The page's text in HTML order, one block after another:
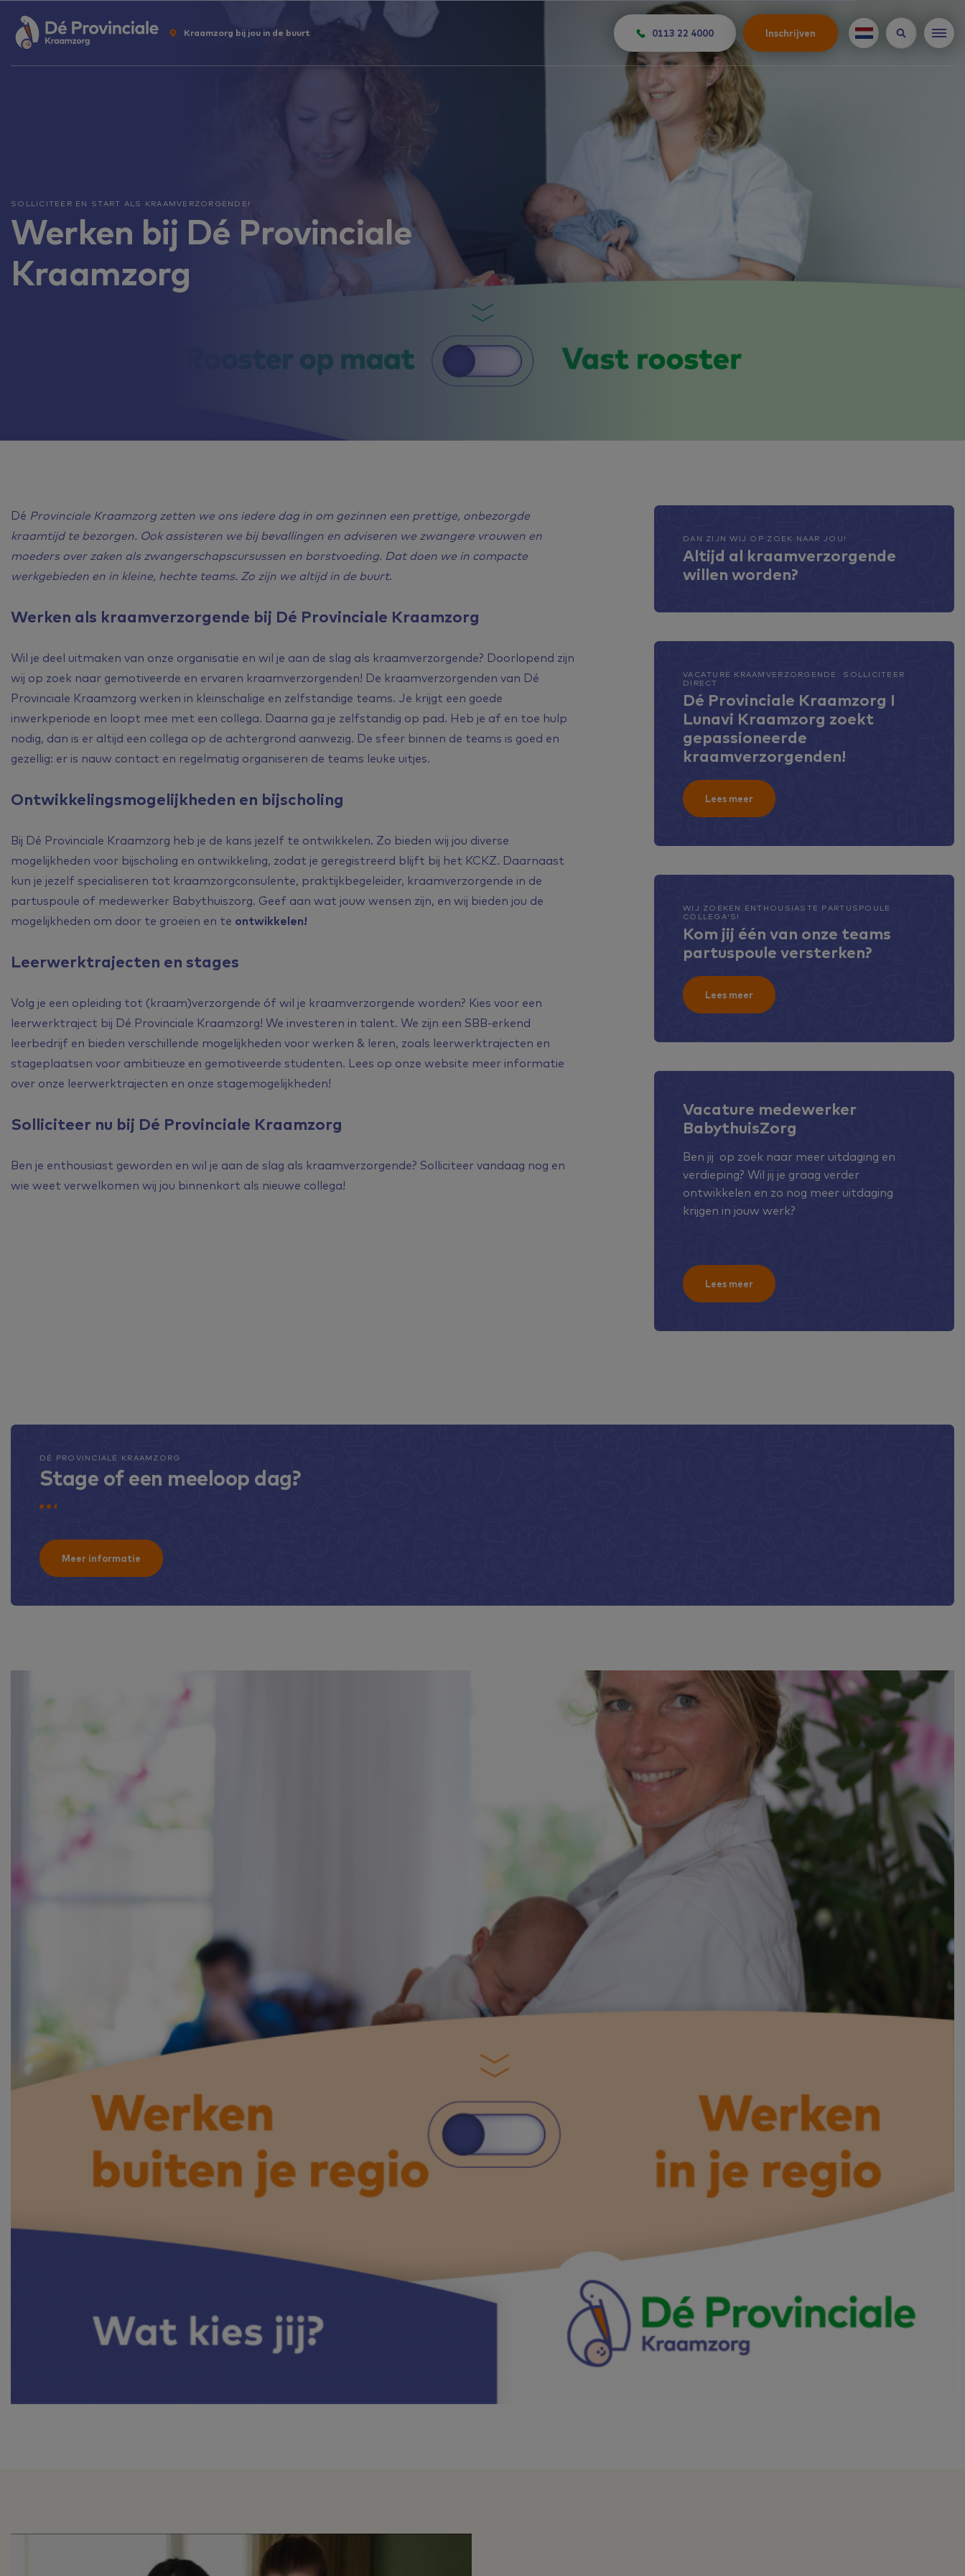
Kraamzorg bij jou in de buurt 0113 22 4000 Inschrijven
SOLLICITEER EN START ALS KRAAMVERZORGENDE!
Werken bij Dé Provinciale
Kraamzorg
Dé Provinciale Kraamzorg zetten we ons iedere dag in om gezinnen een prettige, onbezorgde
kraamtijd te bezorgen. Ook assisteren we bij bevallingen en adviseren we zwangere vrouwen en
moeders over zaken als zwangerschapscursussen en borstvoeding. Dat doen we in compacte
werkgebieden en in kleine, hechte teams. Zo zijn we altijd in de buurt.
Werken als kraamverzorgende bij Dé Provinciale Kraamzorg
Wil je deel uitmaken van onze organisatie en wil je aan de slag als kraamverzorgende? Doorlopend zijn
wij op zoek naar gemotiveerde en ervaren kraamverzorgenden! De kraamverzorgenden van Dé
Provinciale Kraamzorg werken in kleinschalige en zelfstandige teams. Je krijgt een goede
inwerkperiode en loopt mee met een collega. Daarna ga je zelfstandig op pad. Heb je af en toe hulp
nodig, dan is er altijd een collega op de achtergrond aanwezig. De sfeer binnen de teams is goed en
gezellig: er is nauw contact en regelmatig organiseren de teams leuke uitjes.
Ontwikkelingsmogelijkheden en bijscholing
Bij Dé Provinciale Kraamzorg heb je de kans jezelf te ontwikkelen. Zo bieden wij jou diverse
mogelijkheden voor bijscholing en ontwikkeling, zodat je geregistreerd blijft bij het KCKZ. Daarnaast
kun je jezelf specialiseren tot kraamzorgconsulente, praktijkbegeleider, kraamverzorgende in de
partuspoule of medewerker Babythuiszorg. Geef aan wat jouw wensen zijn, en wij bieden jou de
mogelijkheden om door te groeien en te ontwikkelen!
Leerwerktrajecten en stages
Volg je een opleiding tot (kraam)verzorgende óf wil je kraamverzorgende worden? Kies voor een
leerwerktraject bij Dé Provinciale Kraamzorg! We investeren in talent. We zijn een SBB-erkend
leerbedrijf en bieden verschillende mogelijkheden voor werken & leren, zoals leerwerktrajecten en
stageplaatsen voor ambitieuze en gemotiveerde studenten. Lees op onze website meer informatie
over onze leerwerktrajecten en onze stagemogelijkheden!
Solliciteer nu bij Dé Provinciale Kraamzorg
Ben je enthousiast geworden en wil je aan de slag als kraamverzorgende? Solliciteer vandaag nog en
wie weet verwelkomen wij jou binnenkort als nieuwe collega!
DAN ZIJN WIJ OP ZOEK NAAR JOU!
Altijd al kraamverzorgende
willen worden?
VACATURE KRAAMVERZORGENDE: SOLLICITEER
DIRECT
Dé Provinciale Kraamzorg I
Lunavi Kraamzorg zoekt
gepassioneerde
kraamverzorgenden!
Lees meer
WIJ ZOEKEN ENTHOUSIASTE PARTUSPOULE
COLLEGA'S!
Kom jij één van onze teams
partuspoule versterken?
Lees meer
Vacature medewerker
BabythuisZorg
Ben jij op zoek naar meer uitdaging en
verdieping? Wil jij je graag verder
ontwikkelen en zo nog meer uitdaging
krijgen in jouw werk?
Lees meer
DÉ PROVINCIALE KRAAMZORG
Stage of een meeloop dag?
Meer informatie